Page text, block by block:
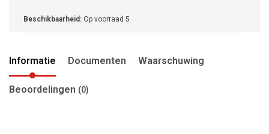
Beschikbaarheid: Op voorraad 5
Informatie Documenten Waarschuwing
Beoordelingen (0)